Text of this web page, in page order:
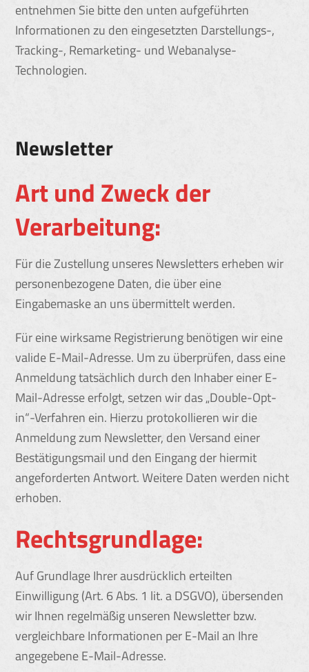
entnehmen Sie bitte den unten aufgeführten
Informationen zu den eingesetzten Darstellungs-,
Tracking-, Remarketing- und Webanalyse-
Technologien.
Newsletter
Art und Zweck der
Verarbeitung:
Für die Zustellung unseres Newsletters erheben wir
personenbezogene Daten, die über eine
Eingabemaske an uns übermittelt werden.
Für eine wirksame Registrierung benötigen wir eine
valide E-Mail-Adresse. Um zu überprüfen, dass eine
Anmeldung tatsächlich durch den Inhaber einer E-
Mail-Adresse erfolgt, setzen wir das „Double-Opt-
in“-Verfahren ein. Hierzu protokollieren wir die
Anmeldung zum Newsletter, den Versand einer
Bestätigungsmail und den Eingang der hiermit
angeforderten Antwort. Weitere Daten werden nicht
erhoben.
Rechtsgrundlage:
Auf Grundlage Ihrer ausdrücklich erteilten
Einwilligung (Art. 6 Abs. 1 lit. a DSGVO), übersenden
wir Ihnen regelmäßig unseren Newsletter bzw.
vergleichbare Informationen per E-Mail an Ihre
angegebene E-Mail-Adresse.